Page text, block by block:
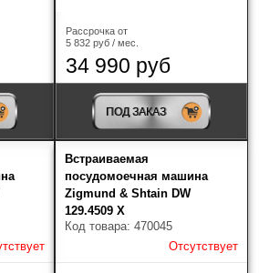
и Беларуси
(кроме Москвы и Московской
и Калужской области)
после 100% предоплаты
транспортной
"Деловые линии",
и другие,
транспортной компании в
на Ваш домашний адрес. При
Вы можете выбрать
компанию.
транспортные компании
жесткая упаковка
груза!
Рассрочка от
5 832 руб / мес.
34 990 руб
ПОД ЗАКАЗ
Встраиваемая
посудомоечная машина
Zigmund & Shtain DW
129.4509 X
Код товара: 470045
Отсутствует